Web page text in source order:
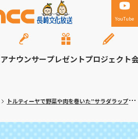
YouTube
アナウンサープレゼントプロジェクト
トルティーヤで野菜や肉を巻いた”サラダラップ”専門店！大村市「ロールン」